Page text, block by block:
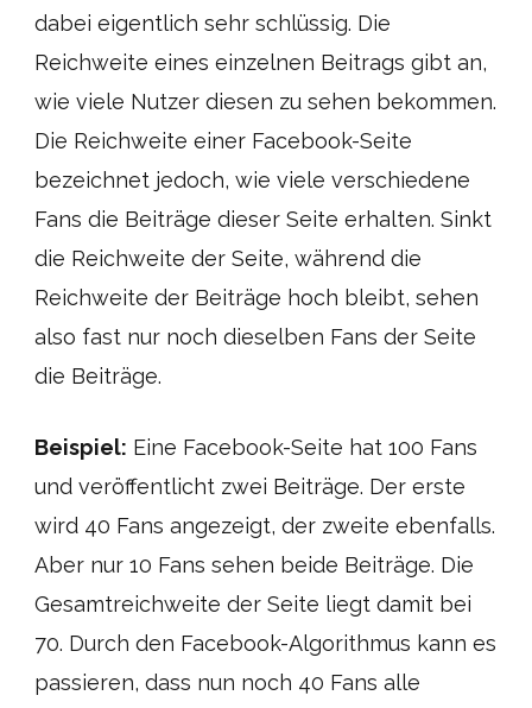
dabei eigentlich sehr schlüssig. Die
Reichweite eines einzelnen Beitrags gibt an,
wie viele Nutzer diesen zu sehen bekommen.
Die Reichweite einer Facebook-Seite
bezeichnet jedoch, wie viele verschiedene
Fans die Beiträge dieser Seite erhalten. Sinkt
die Reichweite der Seite, während die
Reichweite der Beiträge hoch bleibt, sehen
also fast nur noch dieselben Fans der Seite
die Beiträge.
Beispiel: Eine Facebook-Seite hat 100 Fans
und veröffentlicht zwei Beiträge. Der erste
wird 40 Fans angezeigt, der zweite ebenfalls.
Aber nur 10 Fans sehen beide Beiträge. Die
Gesamtreichweite der Seite liegt damit bei
70. Durch den Facebook-Algorithmus kann es
passieren, dass nun noch 40 Fans alle